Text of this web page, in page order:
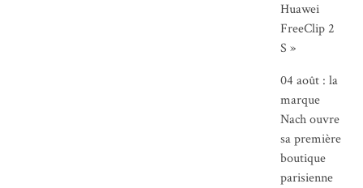
Huawei
FreeClip 2
S »
04 août : la
marque
Nach ouvre
sa première
boutique
parisienne